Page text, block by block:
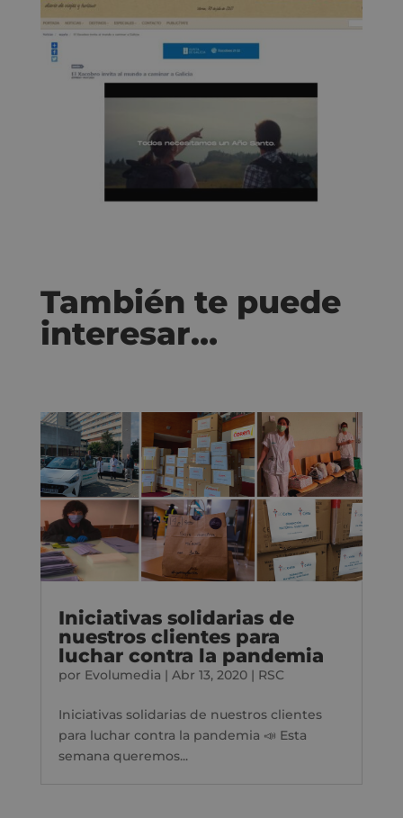
También te puede
interesar…
Iniciativas solidarias de
nuestros clientes para
luchar contra la pandemia
por Evolumedia | Abr 13, 2020| RSC
Iniciativas solidarias de nuestros clientes
para luchar contra la pandemia 📣 Esta
semana queremos...